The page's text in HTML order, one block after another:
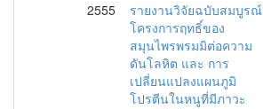
2555
รายงานวิจัยฉบับสมบูรณ์
โครงการฤทธิ์ของ
สมุนไพรพรมมิต่อความ
ดันโลหิต และ การ
เปลี่ยนแปลงแผนภูมิ
โปรตีนในหนูที่มีภาวะ